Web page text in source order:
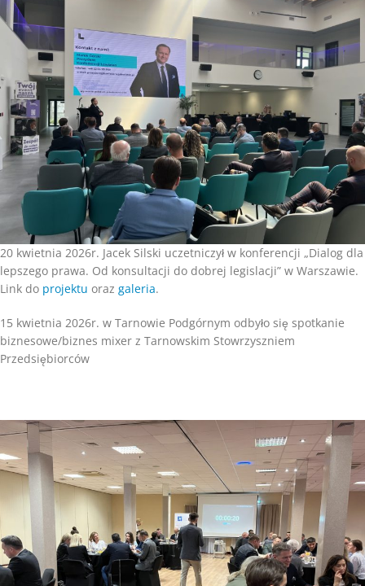
20 kwietnia 2026r. Jacek Silski uczetniczył w konferencji „Dialog dla
lepszego prawa. Od konsultacji do dobrej legislacji” w Warszawie.
Link do projektu oraz galeria.
15 kwietnia 2026r. w Tarnowie Podgórnym odbyło się spotkanie
biznesowe/biznes mixer z Tarnowskim Stowrzyszniem
Przedsiębiorców